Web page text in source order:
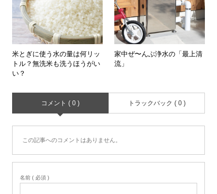
米とぎに使う水の量は何リッ
トル？無洗米も洗うほうがい
い？
家中ぜ〜んぶ浄水の「最上清
流」
コメント ( 0 ) トラックバック ( 0 )
この記事へのコメントはありません。
名前 ( 必須 )